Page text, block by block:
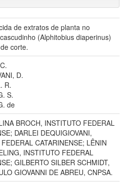
de extratos de planta no
(Alphitobius diaperinus)
corte.
D.
R.
S.
de
BROCH, INSTITUTO FEDERAL
DARLEI DEQUIGIOVANI,
CATARINENSE; LÊNIN
INSTITUTO FEDERAL
GILBERTO SILBER SCHMIDT,
GIOVANNI DE ABREU, CNPSA.